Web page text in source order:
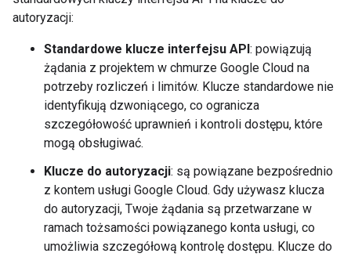
autoryzacji:
Standardowe klucze interfejsu API: powiązują
żądania z projektem w chmurze Google Cloud na
potrzeby rozliczeń i limitów. Klucze standardowe nie
identyfikują dzwoniącego, co ogranicza
szczegółowość uprawnień i kontroli dostępu, które
mogą obsługiwać.
Klucze do autoryzacji: są powiązane bezpośrednio
z kontem usługi Google Cloud. Gdy używasz klucza
do autoryzacji, Twoje żądania są przetwarzane w
ramach tożsamości powiązanego konta usługi, co
umożliwia szczegółową kontrolę dostępu. Klucze do